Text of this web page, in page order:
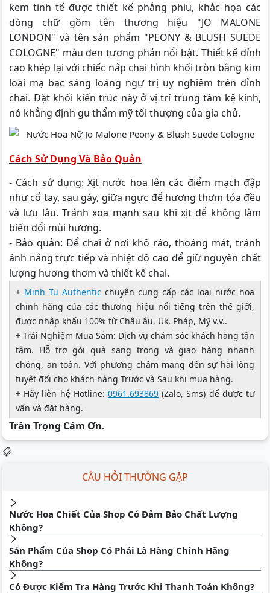
kem tinh tế được thiết kế phẳng phiu, khắc họa các
dòng chữ gồm tên thương hiệu "JO MALONE
LONDON" và tên sản phẩm "PEONY & BLUSH SUEDE
COLOGNE" màu đen tương phản nổi bật. Thiết kế đỉnh
cao khép lại với chiếc nắp chai hình khối tròn bằng kim
loại mạ bạc sáng loáng ngự trị uy nghiêm trên đỉnh
chai. Đặt khối kiến trúc này ở vị trí trung tâm kệ kính,
nó khẳng định gu thẩm mỹ tối thượng của gia chủ.
Cách Sử Dụng Và Bảo Quản
- Cách sử dụng: Xịt nước hoa lên các điểm mạch đập
như cổ tay, sau gáy, giữa ngực để hương thơm tỏa đều
và lưu lâu. Tránh xoa mạnh sau khi xịt để không làm
biến đổi mùi hương.
- Bảo quản: Để chai ở nơi khô ráo, thoáng mát, tránh
ánh nắng trực tiếp và nhiệt độ cao để giữ nguyên chất
lượng hương thơm và thiết kế chai.
+ Minh Tu Authentic chuyên cung cấp các loại nước hoa
chính hãng của các thương hiệu nổi tiếng trên thế giới,
được nhập khấu 100% từ Châu âu, Uk, Pháp, Mỹ v.v..
+ Trải Nghiệm Mua Sắm: Dịch vụ chăm sóc khách hàng tận
tâm. Hỗ trợ gói quà sang trọng và giao hàng nhanh
chóng, an toàn. Với phương châm mang đến sự hài lòng
tuyệt đối cho khách hàng Trước và Sau khi mua hàng.
+ Hãy liên hệ Hotline: 0961.693869 (Zalo, Sms) để được tư
vấn và đặt hàng.
Trân Trọng Cám Ơn.
CÂU HỎI THƯỜNG GẶP
Nước Hoa Chiết Của Shop Có Đảm Bảo Chất Lượng
Không?
Sản Phẩm Của Shop Có Phải Là Hàng Chính Hãng
Không?
Có Được Kiểm Tra Hàng Trước Khi Thanh Toán Không?